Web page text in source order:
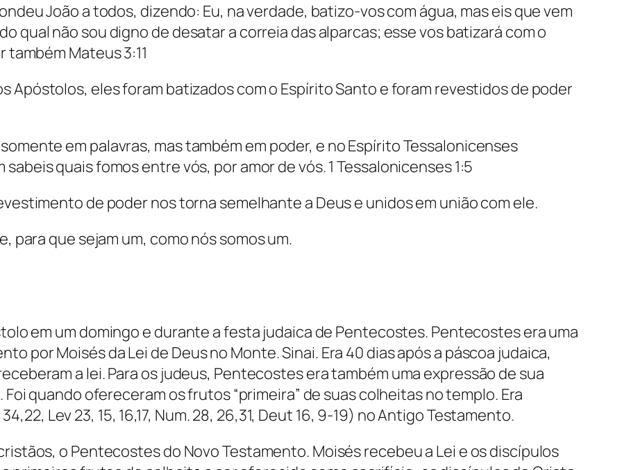
João a todos, dizendo: Eu, na verdade, batizo-vos com água, mas eis que vem
qual não sou digno de desatar a correia das alparcas; esse vos batizará com o
também Mateus 3:11
Apóstolos, eles foram batizados com o Espírito Santo e foram revestidos de poder
em palavras, mas também em poder, e no Espírito Tessalonicenses
quais fomos entre vós, por amor de vós. 1 Tessalonicenses 1:5
de poder nos torna semelhante a Deus e unidos em união com ele.
para que sejam um, como nós somos um.
em um domingo e durante a festa judaica de Pentecostes. Pentecostes era uma
por Moisés da Lei de Deus no Monte. Sinai. Era 40 dias após a páscoa judaica,
a lei. Para os judeus, Pentecostes era também uma expressão de sua
quando ofereceram os frutos “primeira” de suas colheitas no templo. Era
Lev 23, 15, 16,17, Num. 28, 26,31, Deut 16, 9-19) no Antigo Testamento.
o Pentecostes do Novo Testamento. Moisés recebeu a Lei e os discípulos